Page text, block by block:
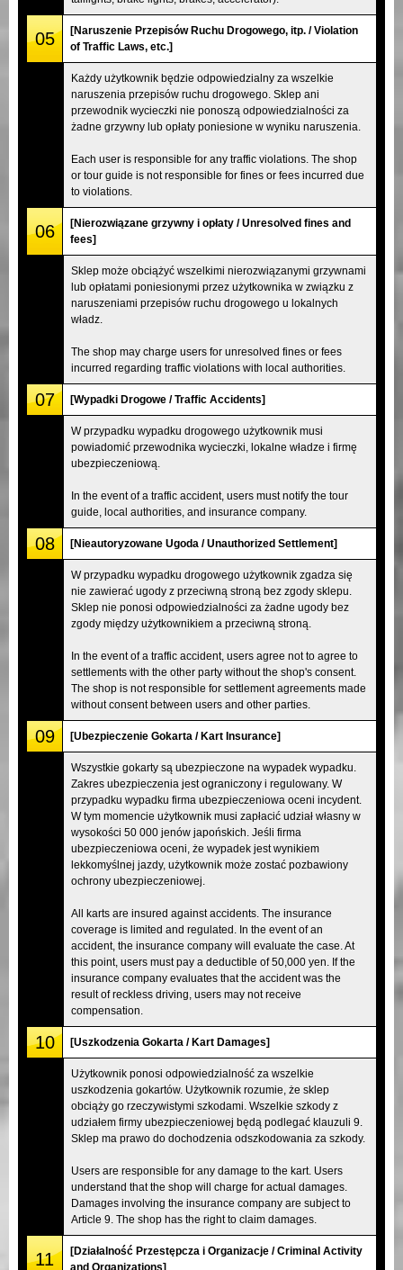
05
[Naruszenie Przepisów Ruchu Drogowego, itp. / Violation
of Traffic Laws, etc.]
Każdy użytkownik będzie odpowiedzialny za wszelkie
naruszenia przepisów ruchu drogowego. Sklep ani
przewodnik wycieczki nie ponoszą odpowiedzialności za
żadne grzywny lub opłaty poniesione w wyniku naruszenia.
Each user is responsible for any traffic violations. The shop
or tour guide is not responsible for fines or fees incurred due
to violations.
06
[Nierozwiązane grzywny i opłaty / Unresolved fines and
fees]
Sklep może obciążyć wszelkimi nierozwiązanymi grzywnami
lub opłatami poniesionymi przez użytkownika w związku z
naruszeniami przepisów ruchu drogowego u lokalnych
władz.
The shop may charge users for unresolved fines or fees
incurred regarding traffic violations with local authorities.
07 [Wypadki Drogowe / Traffic Accidents]
W przypadku wypadku drogowego użytkownik musi
powiadomić przewodnika wycieczki, lokalne władze i firmę
ubezpieczeniową.
In the event of a traffic accident, users must notify the tour
guide, local authorities, and insurance company.
08 [Nieautoryzowane Ugoda / Unauthorized Settlement]
W przypadku wypadku drogowego użytkownik zgadza się
nie zawierać ugody z przeciwną stroną bez zgody sklepu.
Sklep nie ponosi odpowiedzialności za żadne ugody bez
zgody między użytkownikiem a przeciwną stroną.
In the event of a traffic accident, users agree not to agree to
settlements with the other party without the shop's consent.
The shop is not responsible for settlement agreements made
without consent between users and other parties.
09 [Ubezpieczenie Gokarta / Kart Insurance]
Wszystkie gokarty są ubezpieczone na wypadek wypadku.
Zakres ubezpieczenia jest ograniczony i regulowany. W
przypadku wypadku firma ubezpieczeniowa oceni incydent.
W tym momencie użytkownik musi zapłacić udział własny w
wysokości 50 000 jenów japońskich. Jeśli firma
ubezpieczeniowa oceni, że wypadek jest wynikiem
lekkomyślnej jazdy, użytkownik może zostać pozbawiony
ochrony ubezpieczeniowej.
All karts are insured against accidents. The insurance
coverage is limited and regulated. In the event of an
accident, the insurance company will evaluate the case. At
this point, users must pay a deductible of 50,000 yen. If the
insurance company evaluates that the accident was the
result of reckless driving, users may not receive
compensation.
10 [Uszkodzenia Gokarta / Kart Damages]
Użytkownik ponosi odpowiedzialność za wszelkie
uszkodzenia gokartów. Użytkownik rozumie, że sklep
obciąży go rzeczywistymi szkodami. Wszelkie szkody z
udziałem firmy ubezpieczeniowej będą podlegać klauzuli 9.
Sklep ma prawo do dochodzenia odszkodowania za szkody.
Users are responsible for any damage to the kart. Users
understand that the shop will charge for actual damages.
Damages involving the insurance company are subject to
Article 9. The shop has the right to claim damages.
11
[Działalność Przestępcza i Organizacje / Criminal Activity
and Organizations]